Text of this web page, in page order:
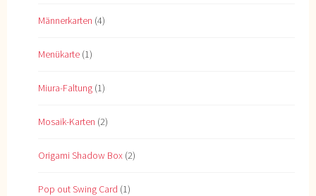
Männerkarten (4)
Menükarte (1)
Miura-Faltung (1)
Mosaik-Karten (2)
Origami Shadow Box (2)
Pop out Swing Card (1)